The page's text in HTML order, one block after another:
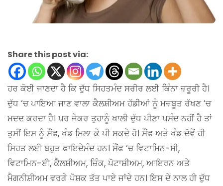
Share this post via:
ਹਰ ਕੋਈ ਜਾਣਦਾ ਹੈ ਕਿ ਦੁੱਧ ਸਿਹਤਮੰਦ ਸਰੀਰ ਲਈ ਕਿੰਨਾ ਜ਼ਰੂਰੀ ਹੈ।
ਦੁੱਧ ‘ਚ ਪਾਇਆ ਜਾਣ ਵਾਲਾ ਕੈਲਸ਼ੀਅਮ ਹੱਡੀਆਂ ਨੂੰ ਮਜ਼ਬੂਤ ਰੱਖਣ ‘ਚ
ਮਦਦ ਕਰਦਾ ਹੈ। ਪਰ ਜੇਕਰ ਤੁਹਾਨੂੰ ਖਾਲੀ ਦੁੱਧ ਪੀਣਾ ਪਸੰਦ ਨਹੀਂ ਹੈ ਤਾਂ
ਤੁਸੀਂ ਇਸ ਨੂੰ ਸੌਂਫ, ਖੰਡ ਮਿਲਾ ਕੇ ਪੀ ਸਕਦੇ ਹੋ। ਸੌਂਫ ਅਤੇ ਖੰਡ ਦੋਵੇਂ ਹੀ
ਸਿਹਤ ਲਈ ਬਹੁਤ ਫਾਇਦੇਮੰਦ ਹਨ। ਸੌਂਫ ‘ਚ ਵਿਟਾਮਿਨ-ਸੀ,
ਵਿਟਾਮਿਨ-ਈ, ਕੈਲਸ਼ੀਅਮ, ਜ਼ਿੰਕ, ਪੋਟਾਸ਼ੀਅਮ, ਆਇਰਨ ਅਤੇ
ਮੈਗਨੀਸ਼ੀਅਮ ਵਰਗੇ ਪੋਸ਼ਕ ਤੱਤ ਪਾਏ ਜਾਂਦੇ ਹਨ। ਇਸ ਦੇ ਨਾਲ ਹੀ ਦੁੱਧ